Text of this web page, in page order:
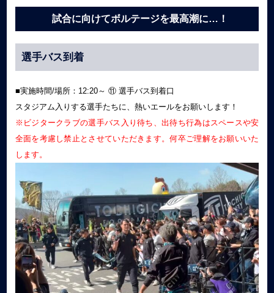
試合に向けてボルテージを最高潮に…！
選手バス到着
■実施時間/場所：12:20～ ⑪ 選手バス到着口
スタジアム入りする選手たちに、熱いエールをお願いします！
※ビジタークラブの選手バス入り待ち、出待ち行為はスペースや安
全面を考慮し禁止とさせていただきます。何卒ご理解をお願いいた
します。